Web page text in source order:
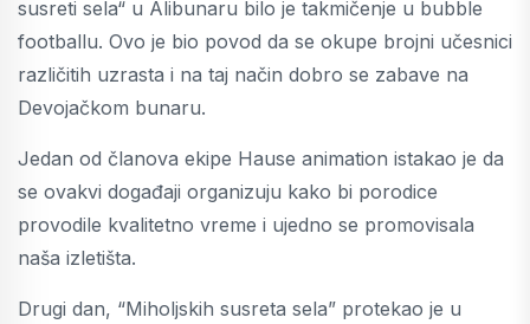
susreti sela“ u Alibunaru bilo je takmičenje u bubble
footballu. Ovo je bio povod da se okupe brojni učesnici
različitih uzrasta i na taj način dobro se zabave na
Devojačkom bunaru.
Jedan od članova ekipe Hause animation istakao je da
se ovakvi događaji organizuju kako bi porodice
provodile kvalitetno vreme i ujedno se promovisala
naša izletišta.
Drugi dan, “Miholjskih susreta sela” protekao je u